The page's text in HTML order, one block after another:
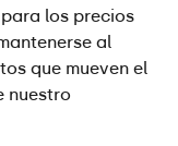
los precios
al
que mueven el